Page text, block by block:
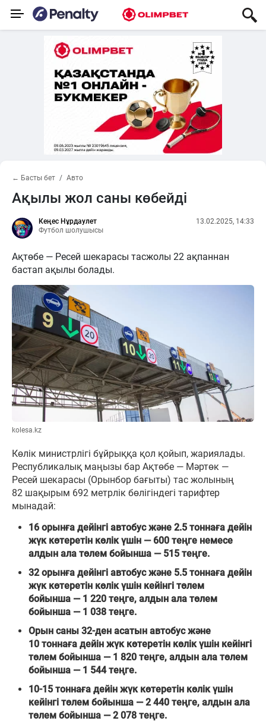
← Басты бет Авто
Ақылы жол саны көбейді
Кеңес Нұрдаулет
Футбол шолушысы
13.02.2025, 14:33
Ақтөбе — Ресей шекарасы тасжолы 22 ақпаннан
бастап ақылы болады.
kolesa.kz
Көлік министрлігі бұйрыққа қол қойып, жариялады.
Республикалық маңызы бар Ақтөбе — Мәртөк —
Ресей шекарасы (Орынбор бағыты) тас жолының
82 шақырым 692 метрлік бөлігіндегі тарифтер
мынадай:
16 орынға дейінгі автобус және 2.5 тоннаға дейін
жүк көтеретін көлік үшін — 600 теңге немесе
алдын ала төлем бойынша — 515 теңге.
32 орынға дейінгі автобус және 5.5 тоннаға дейін
жүк көтеретін көлік үшін кейінгі төлем
бойынша — 1 220 теңге, алдын ала төлем
бойынша — 1 038 теңге.
Орын саны 32-ден асатын автобус және
10 тоннаға дейін жүк көтеретін көлік үшін кейінгі
төлем бойынша — 1 820 теңге, алдын ала төлем
бойынша — 1 544 теңге.
10-15 тоннаға дейін жүк көтеретін көлік үшін
кейінгі төлем бойынша — 2 440 теңге, алдын ала
төлем бойынша — 2 078 теңге.